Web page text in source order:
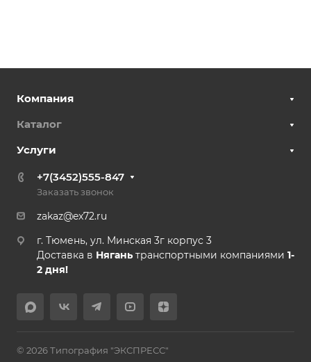
Компания
Каталог
Услуги
+7(3452)555-847
Заказать звонок
zakaz@ex72.ru
г. Тюмень, ул. Минская 3г корпус 3
Доставка в Нягань транспортными компаниями 1-
2 дня!
© 2026 Типография "ЭКСПРЕСС"